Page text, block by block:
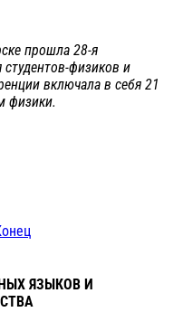
прошла 28-я
студентов-физиков и
включала в себя 21
физики.
ЯЗЫКОВ И